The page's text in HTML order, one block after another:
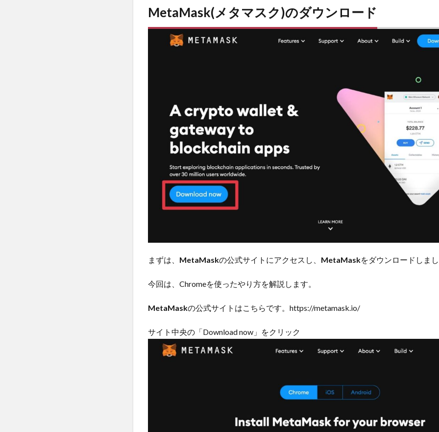
MetaMask(メタマスク)のダウンロード
まずは、 MetaMaskの公式サイトにアクセスし、 MetaMaskをダウンロードしま
今回は、Chromeを使ったやり方を解説します。
MetaMaskの公式サイトはこちらです。https://metamask.io/
サイト中央の「Download now」をクリック